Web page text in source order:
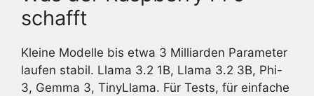
schafft
Kleine Modelle bis etwa 3 Milliarden Parameter
laufen stabil. Llama 3.2 1B, Llama 3.2 3B, Phi-
3, Gemma 3, TinyLlama. Für Tests, für einfache